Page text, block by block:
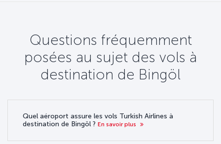
Questions fréquemment
posées au sujet des vols à
destination de Bingöl
Quel aéroport assure les vols Turkish Airlines à
destination de Bingöl ? En savoir plus